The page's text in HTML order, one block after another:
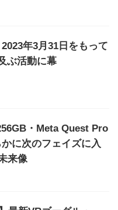
年3月31日をもって
ぶ活動に幕
・Meta Quest Pro
に次のフェイズに入
来像